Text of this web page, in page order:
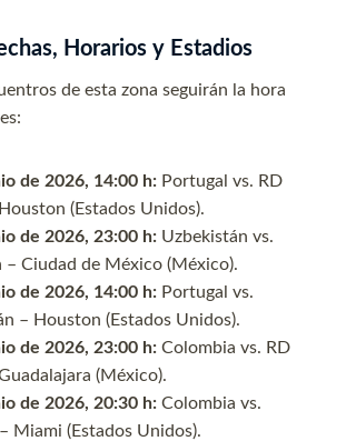
Horarios y Estadios
de esta zona seguirán la hora
de 2026, 14:00 h: Portugal vs. RD
(Estados Unidos).
de 2026, 23:00 h: Uzbekistán vs.
– Ciudad de México (México).
de 2026, 14:00 h: Portugal vs.
– Houston (Estados Unidos).
de 2026, 23:00 h: Colombia vs. RD
(México).
de 2026, 20:30 h: Colombia vs.
Miami (Estados Unidos).